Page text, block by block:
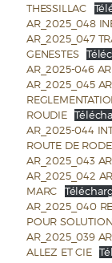
THESSILLAC
AR_2025_048
AR_2025_047
GENESTES
AR_2025-046
AR_2025_045
ROUDIE
AR_2025-044
ROUTE DE
AR_2025_043
AR_2025_042
MARC
AR_2025_040
POUR
AR_2025_039
ALLEZ ET CIE